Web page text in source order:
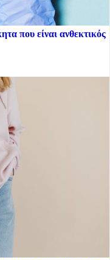
που είναι ανθεκτικός